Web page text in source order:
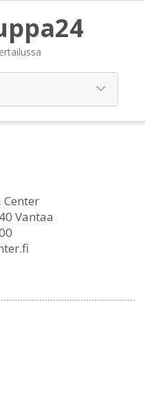
Center
Vantaa